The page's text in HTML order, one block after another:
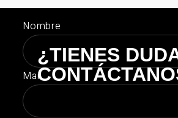
¿TIENES
Nombre
Mail